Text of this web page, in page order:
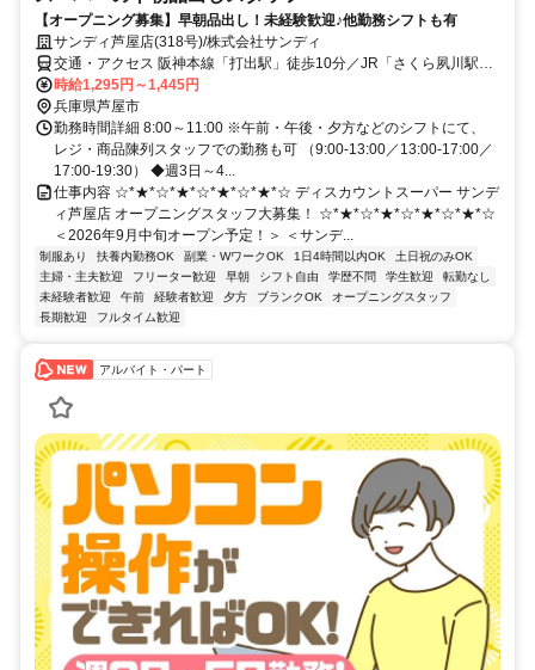
【オープニング募集】早朝品出し！未経験歓迎♪他勤務シフトも有
サンディ芦屋店(318号)/株式会社サンディ
交通・アクセス 阪神本線「打出駅」徒歩10分／JR「さくら夙川駅」
徒歩23分／阪急バス「宮川小学校前」徒歩7分/自転車通勤可
時給1,295円～1,445円
兵庫県芦屋市
勤務時間詳細 8:00～11:00 ※午前・午後・夕方などのシフトにて、
レジ・商品陳列スタッフでの勤務も可 （9:00-13:00／13:00-17:00／
17:00-19:30） ◆週3日～4...
仕事内容 ☆*★*☆*★*☆*★*☆*★*☆ ディスカウントスーパー サンデ
ィ芦屋店 オープニングスタッフ大募集！ ☆*★*☆*★*☆*★*☆*★*☆
＜2026年9月中旬オープン予定！＞ ＜サンデ...
制服あり 扶養内勤務OK 副業・WワークOK 1日4時間以内OK
土日祝のみOK
主婦・主夫歓迎
フリーター歓迎 早朝 シフト自由 学歴不問 学生歓迎
転勤なし
未経験者歓迎
午前 経験者歓迎 夕方 ブランクOK
オープニングスタッフ
長期歓迎
フルタイム歓迎
アルバイト・パート